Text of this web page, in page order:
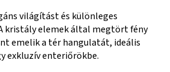
i
r
á
n
s
világítást és különleges
kristály elemek által megtört fény
emelik a tér hangulatát, ideális
exkluzív enteriőrökbe.